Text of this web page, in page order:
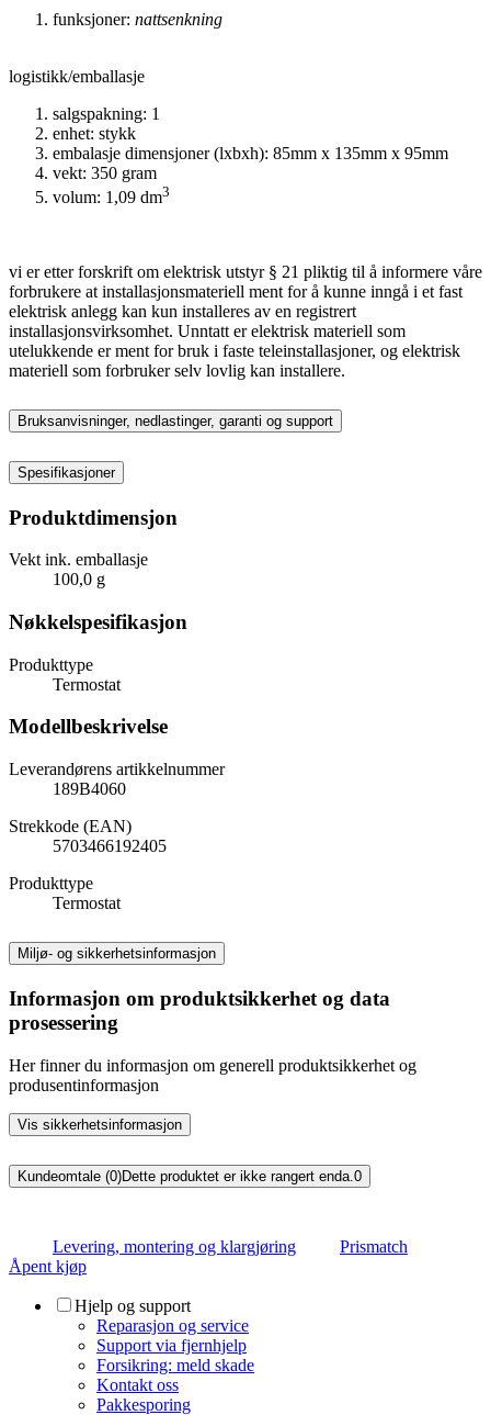
funksjoner: nattsenkning
logistikk/emballasje
salgspakning: 1
enhet: stykk
embalasje dimensjoner (lxbxh): 85mm x 135mm x 95mm
vekt: 350 gram
volum: 1,09 dm3
vi er etter forskrift om elektrisk utstyr § 21 pliktig til å informere våre
forbrukere at installasjonsmateriell ment for å kunne inngå i et fast
elektrisk anlegg kan kun installeres av en registrert
installasjonsvirksomhet. Unntatt er elektrisk materiell som
utelukkende er ment for bruk i faste teleinstallasjoner, og elektrisk
materiell som forbruker selv lovlig kan installere.
Bruksanvisninger, nedlastinger, garanti og support
Spesifikasjoner
Produktdimensjon
Vekt ink. emballasje
100,0 g
Nøkkelspesifikasjon
Produkttype
Termostat
Modellbeskrivelse
Leverandørens artikkelnummer
189B4060
Strekkode (EAN)
5703466192405
Produkttype
Termostat
Miljø- og sikkerhetsinformasjon
Informasjon om produktsikkerhet og data
prosessering
Her finner du informasjon om generell produktsikkerhet og
produsentinformasjon
Vis sikkerhetsinformasjon
Kundeomtale (0)Dette produktet er ikke rangert enda. 0
Levering, montering og klargjøring
Prismatch
Åpent kjøp
Hjelp og support
Reparasjon og service
Support via fjernhjelp
Forsikring: meld skade
Kontakt oss
Pakkesporing